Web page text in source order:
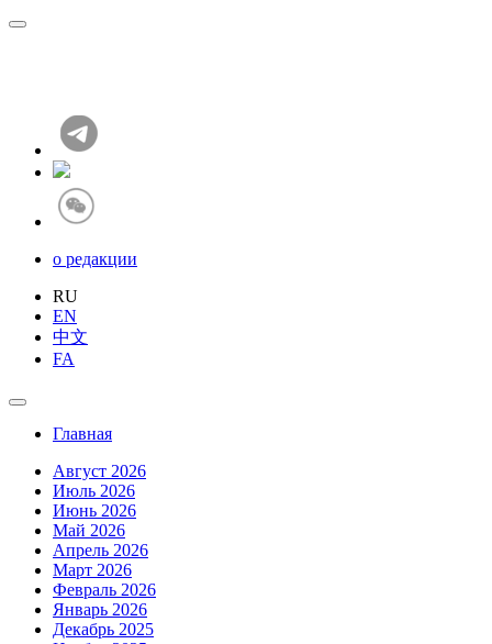
о редакции
RU
EN
中文
FA
Главная
Август 2026
Июль 2026
Июнь 2026
Май 2026
Апрель 2026
Март 2026
Февраль 2026
Январь 2026
Декабрь 2025